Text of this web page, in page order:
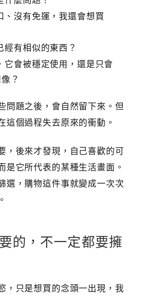
、沒有免運，我還會想買
經有相似的東西？
它會被穩定使用，還是只會
？
問題之後，會自然留下來。但
這個過程失去原來的衝動。
，後來才發現，自己喜歡的可
是它所代表的某種生活畫面。
選，購物這件事就變成一次次
的，不一定都要擁
，只是想買的念頭一出現，我